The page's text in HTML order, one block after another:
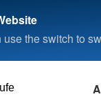
the switch to